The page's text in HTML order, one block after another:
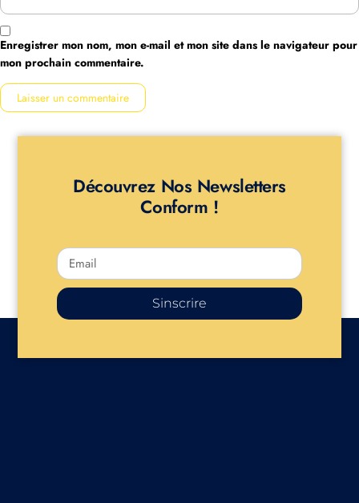
Enregistrer mon nom, mon e-mail et mon site dans le navigateur pour
mon prochain commentaire.
Découvrez Nos Newsletters
Conform !
Sinscrire